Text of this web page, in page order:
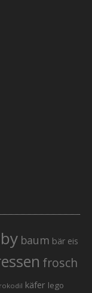
baum bär eis
frosch
käfer lego